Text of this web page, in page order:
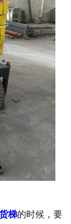
梯的时候，要